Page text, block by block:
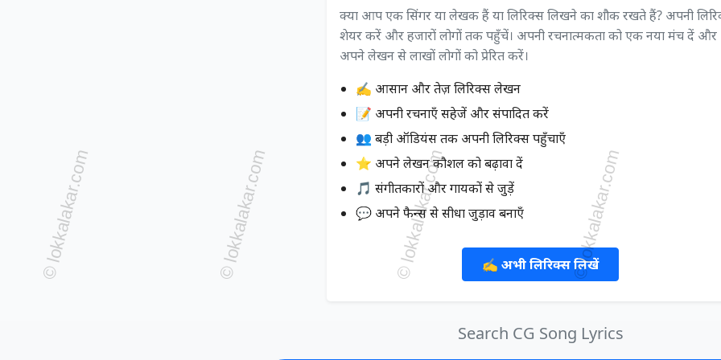
क्या आप एक सिंगर या लेखक हैं या लिरिक्स लिखने का शौक रखते हैं? अपनी
शेयर करें और हजारों लोगों तक पहुँचें। अपनी रचनात्मकता को एक नया मंच दें और
अपने लेखन से लाखों लोगों को प्रेरित करें।
✍️ आसान और तेज़ लिरिक्स लेखन
📝 अपनी रचनाएँ सहेजें और संपादित करें
👥 बड़ी ऑडियंस तक अपनी लिरिक्स पहुँचाएँ
⭐ अपने लेखन कौशल को बढ़ावा दें
🎵 संगीतकारों और गायकों से जुड़ें
💬 अपने फैन्स से सीधा जुड़ाव बनाएँ
✍️ अभी लिरिक्स लिखें
Search CG Song Lyrics